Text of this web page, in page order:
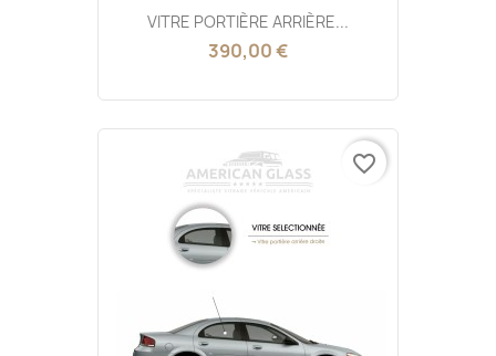
VITRE PORTIÈRE ARRIÈRE...
390,00 €
favorite_border